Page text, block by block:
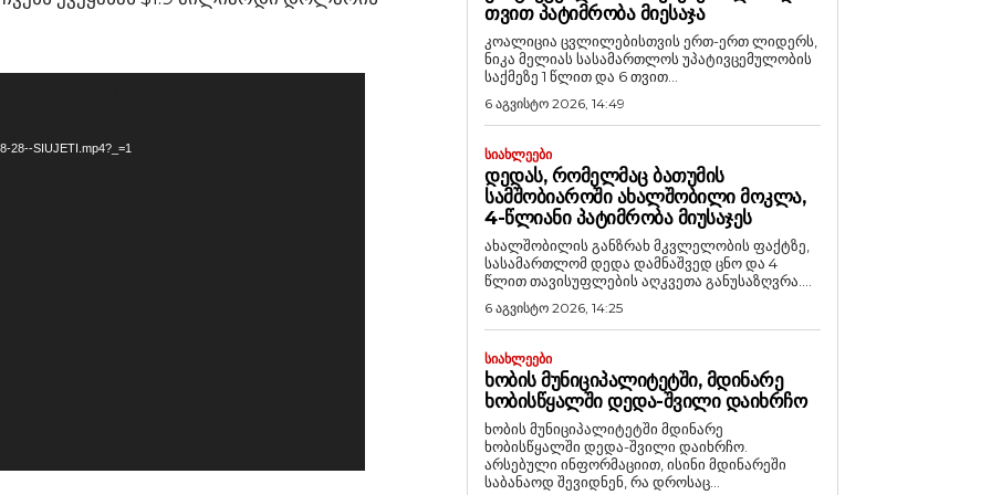
SIUJETI.mp4?_=1
ᲗᲕᲘᲗ ᲞᲐᲢᲘᲛᲠᲝᲑᲐ ᲛᲘᲔᲡᲐᲯᲐ
კოალიცია ცვლილებისთვის ერთ-ერთ ლიდერს,
ნიკა მელიას სასამართლოს უპატივცემულობის
საქმეზე 1 წლით და 6 თვით...
6 აგვისტო 2026, 14:49
ᲡᲘᲐᲮᲚᲔᲔᲑᲘ
ᲓᲔᲓᲐᲡ, ᲠᲝᲛᲔᲚᲛᲐᲪ ᲑᲐᲗᲣᲛᲘᲡ
ᲡᲐᲛᲨᲝᲑᲘᲐᲠᲝᲨᲘ ᲐᲮᲐᲚᲨᲝᲑᲘᲚᲘ ᲛᲝᲙᲚᲐ,
4-ᲬᲚᲘᲐᲜᲘ ᲞᲐᲢᲘᲛᲠᲝᲑᲐ ᲛᲘᲣᲡᲐᲯᲔᲡ
ახალშობილის განზრახ მკვლელობის ფაქტზე,
სასამართლომ დედა დამნაშვედ ცნო და 4
წლით თავისუფლების აღკვეთა განუსაზღვრა....
6 აგვისტო 2026, 14:25
ᲡᲘᲐᲮᲚᲔᲔᲑᲘ
ᲮᲝᲑᲘᲡ ᲛᲣᲜᲘᲪᲘᲞᲐᲚᲘᲢᲔᲢᲨᲘ, ᲛᲓᲘᲜᲐᲠᲔ
ᲮᲝᲑᲘᲡᲬᲧᲐᲚᲨᲘ ᲓᲔᲓᲐ-ᲨᲕᲘᲚᲘ ᲓᲐᲘᲮᲠᲩᲝ
ხობის მუნიციპალიტეტში მდინარე
ხობისწყალში დედა-შვილი დაიხრჩო.
არსებული ინფორმაციით, ისინი მდინარეში
საბანაოდ შევიდნენ, რა დროსაც...